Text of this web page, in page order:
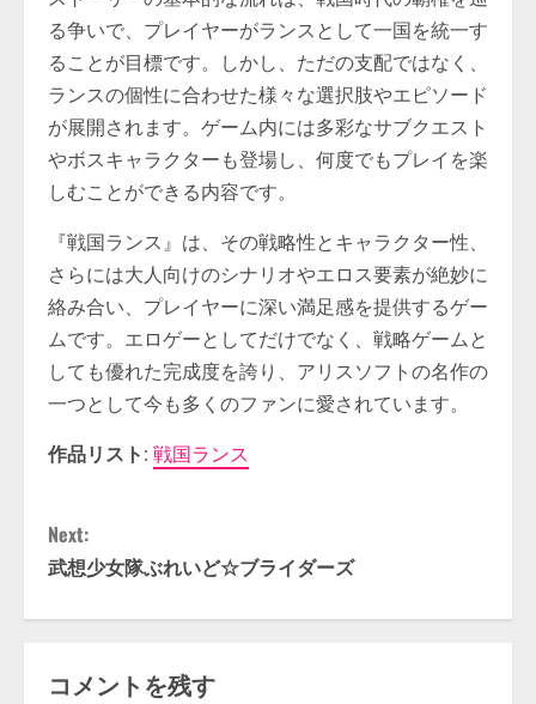
る争いで、プレイヤーがランスとして一国を統一す
ることが目標です。しかし、ただの支配ではなく、
ランスの個性に合わせた様々な選択肢やエピソード
が展開されます。ゲーム内には多彩なサブクエスト
やボスキャラクターも登場し、何度でもプレイを楽
しむことができる内容です。
『戦国ランス』は、その戦略性とキャラクター性、
さらには大人向けのシナリオやエロス要素が絶妙に
絡み合い、プレイヤーに深い満足感を提供するゲー
ムです。エロゲーとしてだけでなく、戦略ゲームと
しても優れた完成度を誇り、アリスソフトの名作の
一つとして今も多くのファンに愛されています。
作品リスト: 戦国ランス
C
o
n
t
Next:
武想少女隊ぶれいど☆ブライダーズ
コメントを残す